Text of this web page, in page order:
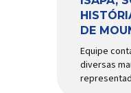
DE
Equipe
diversas